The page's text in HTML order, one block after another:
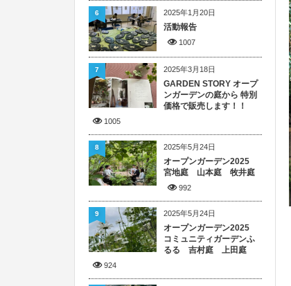
2025年1月20日
活動報告
1007
6
2025年3月18日
GARDEN STORY オープ
ンガーデンの庭から 特別
価格で販売します！！
1005
7
2025年5月24日
オープンガーデン2025
宮地庭 山本庭 牧井庭
992
8
2025年5月24日
オープンガーデン2025
コミュニティガーデンふ
るる 吉村庭 上田庭
924
9